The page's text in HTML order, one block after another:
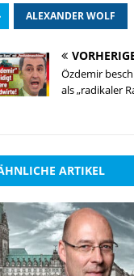
ALEXANDER WOLF
Özdemir
als „radikaler
ARTIKEL